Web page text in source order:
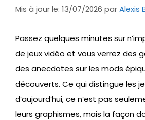
Mis à jour le: 13/07/2026 parAlexis
Passez quelques minutes sur
de jeux vidéo et vous verrez des
des anecdotes sur les mods
découverts. Ce qui distingue les
d’aujourd’hui, ce n’est pas
leurs graphismes, mais la façon